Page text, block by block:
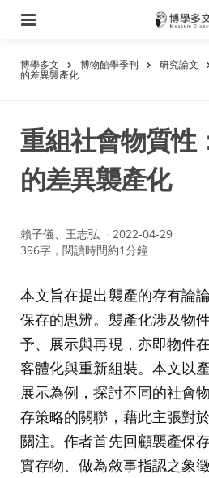
博學多文 博物館學季刊 研究論文
的差異襲產化
重組社會物質性
的差異襲產化
作
者：
賴子儀、王志弘
2022-04-29
396字，閱讀時間約1分鐘
本文旨在提出襲產的存有論
保存的思辨。襲產化涉及物
予、展示與再現，亦即物件
客體化與重新組裝。本文以
展示為例，探討不同的社會
存策略的關聯，藉此主張對
關注。作者首先回顧襲產保
實存物、做為敘事指認之象